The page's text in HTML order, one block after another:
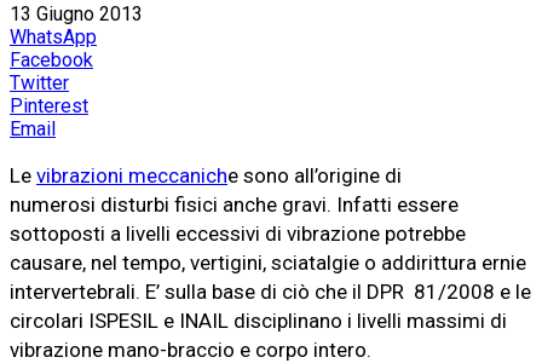
13 Giugno 2013
WhatsApp
Facebook
Twitter
Pinterest
Email
Le vibrazioni meccaniche sono all’origine di
numerosi disturbi fisici anche gravi. Infatti essere
sottoposti a livelli eccessivi di vibrazione potrebbe
causare, nel tempo, vertigini, sciatalgie o addirittura ernie
intervertebrali. E’ sulla base di ciò che il DPR 81/2008 e le
circolari ISPESIL e INAIL disciplinano i livelli massimi di
vibrazione mano-braccio e corpo intero.